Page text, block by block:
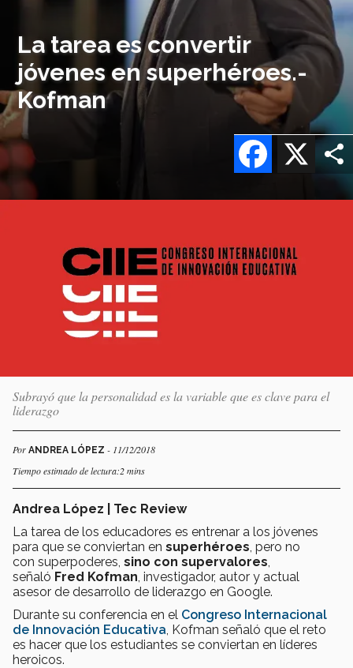
La tarea es convertir
jóvenes en superhéroes.-
Kofman
X
Facebook
Subrayó que la personalidad es la variable que es clave para el
liderazgo
Por ANDREA LÓPEZ - 11/12/2018
Tiempo estimado de lectura:2 mins
Andrea López | Tec Review
La tarea de los educadores es entrenar a los jóvenes
para que se conviertan en superhéroes , pero no
con superpoderes, sino con supervalores
señaló Fred Kofman , investigador, autor y actual
asesor de desarrollo de liderazgo en Google.
Durante su conferencia en el Congreso Internacional
de Innovación Educativa , Kofman señaló que el reto
es hacer que los estudiantes se conviertan en líderes
heroicos.